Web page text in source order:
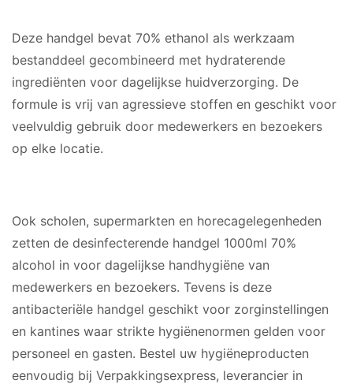
Deze handgel bevat 70% ethanol als werkzaam
bestanddeel gecombineerd met hydraterende
ingrediënten voor dagelijkse huidverzorging. De
formule is vrij van agressieve stoffen en geschikt voor
veelvuldig gebruik door medewerkers en bezoekers
op elke locatie.
Ook scholen, supermarkten en horecagelegenheden
zetten de desinfecterende handgel 1000ml 70%
alcohol in voor dagelijkse handhygiëne van
medewerkers en bezoekers. Tevens is deze
antibacteriële handgel geschikt voor zorginstellingen
en kantines waar strikte hygiënenormen gelden voor
personeel en gasten. Bestel uw hygiëneproducten
eenvoudig bij Verpakkingsexpress, leverancier in